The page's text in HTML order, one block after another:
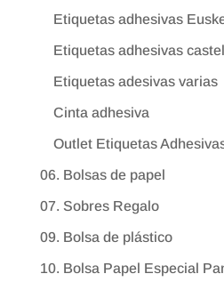
Etiquetas adhesivas
Etiquetas adhesivas
Etiquetas adesivas varias
Cinta adhesiva
Outlet Etiquetas
06. Bolsas de papel
07. Sobres Regalo
09. Bolsa de plástico
10. Bolsa Papel Especial